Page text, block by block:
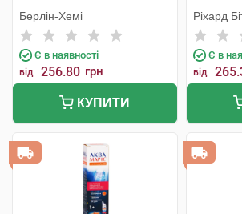
Берлін-Хемі
Є в наявності
від 256.80 грн
КУПИТИ
Ріхард
Є в
від